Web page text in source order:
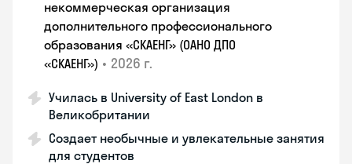
некоммерческая организация
дополнительного профессионального
образования «СКАЕНГ» (ОАНО ДПО
«СКАЕНГ») • 2026 г.
Училась в University of East London в
Великобритании
Создает необычные и увлекательные занятия
для студентов